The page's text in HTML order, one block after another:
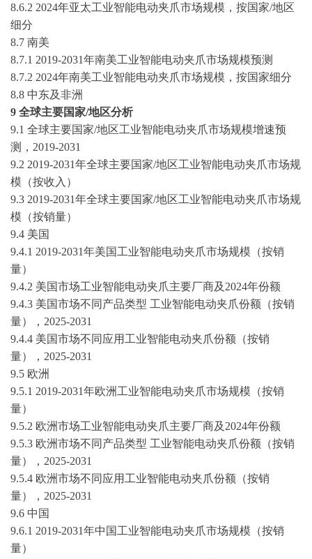
8.6.2 2024年亚太工业智能电动夹爪市场规模，按国家/地区
细分
8.7 南美
8.7.1 2019-2031年南美工业智能电动夹爪市场规模预测
8.7.2 2024年南美工业智能电动夹爪市场规模，按国家细分
8.8 中东及非洲
9 全球主要国家/地区分析
9.1 全球主要国家/地区工业智能电动夹爪市场规模增速预
测， 2019-2031
9.2 2019-2031年全球主要国家/地区工业智能电动夹爪市场规
模（按收入）
9.3 2019-2031年全球主要国家/地区工业智能电动夹爪市场规
模（按销量）
9.4 美国
9.4.1 2019-2031年美国工业智能电动夹爪市场规模（按销
量）
9.4.2 美国市场工业智能电动夹爪主要厂商及2024年份额
9.4.3 美国市场不同产品类型 工业智能电动夹爪份额（按销
量）， 2025-2031
9.4.4 美国市场不同应用工业智能电动夹爪份额（按销
量）， 2025-2031
9.5 欧洲
9.5.1 2019-2031年欧洲工业智能电动夹爪市场规模（按销
量）
9.5.2 欧洲市场工业智能电动夹爪主要厂商及2024年份额
9.5.3 欧洲市场不同产品类型 工业智能电动夹爪份额（按销
量）， 2025-2031
9.5.4 欧洲市场不同应用工业智能电动夹爪份额（按销
量）， 2025-2031
9.6 中国
9.6.1 2019-2031年中国工业智能电动夹爪市场规模（按销
量）